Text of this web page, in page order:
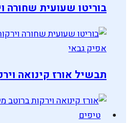
בוריטו שעועית שחורה
תבשיל אורז קינואה
טיפים